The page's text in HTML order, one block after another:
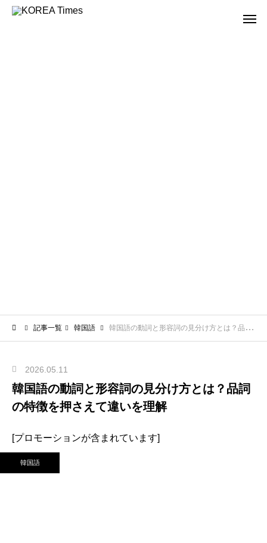
記事一覧 韓国語 韓国語の動詞と形容詞の見分け方とは？品詞の特徴を押さえて違いを理解
2026.05.11
韓国語の動詞と形容詞の見分け方とは？品詞
の特徴を押さえて違いを理解
[プロモーションが含まれています]
韓国語